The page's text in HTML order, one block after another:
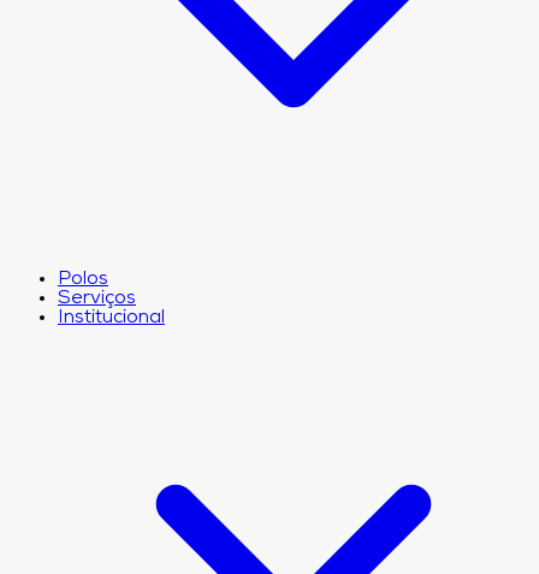
Polos
Serviços
Institucional